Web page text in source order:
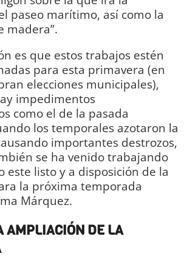
paseo marítimo, así como la
madera”.
es que estos trabajos estén
para esta primavera (en
elecciones municipales),
impedimentos
como el de la pasada
los temporales azotaron la
importantes destrozos,
se ha venido trabajando
este listo y a disposición de la
la próxima temporada
Márquez.
AMPLIACIÓN DE LA